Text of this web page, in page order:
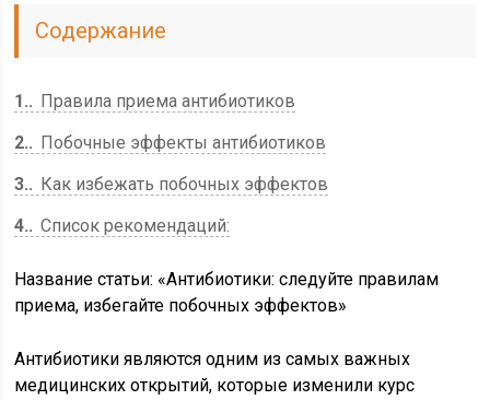
Содержание
1.
Правила приема антибиотиков
2.
Побочные эффекты антибиотиков
3.
Как избежать побочных эффектов
4.
Список рекомендаций:
Название статьи: «Антибиотики: следуйте правилам
приема, избегайте побочных эффектов»
Антибиотики являются одним из самых важных
медицинских открытий, которые изменили курс